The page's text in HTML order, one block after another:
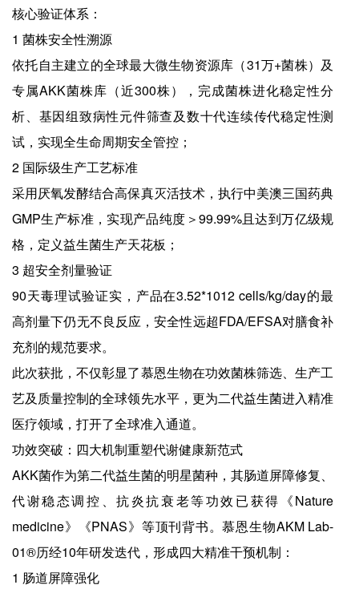
核心验证体系：
1 菌株安全性溯源
依托自主建立的全球最大微生物资源库（31万+菌株）及
专属AKK菌株库（近300株），完成菌株进化稳定性分
析、基因组致病性元件筛查及数十代连续传代稳定性测
试，实现全生命周期安全管控；
2 国际级生产工艺标准
采用厌氧发酵结合高保真灭活技术，执行中美澳三国药典
GMP生产标准，实现产品纯度＞99.99%且达到万亿级规
格，定义益生菌生产天花板；
3 超安全剂量验证
90天毒理试验证实，产品在3.52*1012 cells/kg/day的最
高剂量下仍无不良反应，安全性远超FDA/EFSA对膳食补
充剂的规范要求。
此次获批，不仅彰显了慕恩生物在功效菌株筛选、生产工
艺及质量控制的全球领先水平，更为二代益生菌进入精准
医疗领域，打开了全球准入通道。
功效突破：四大机制重塑代谢健康新范式
AKK菌作为第二代益生菌的明星菌种，其肠道屏障修复、
代谢稳态调控、抗炎抗衰老等功效已获得《Nature
medicine》《PNAS》等顶刊背书。慕恩生物AKM Lab-
01®历经10年研发迭代，形成四大精准干预机制：
1 肠道屏障强化